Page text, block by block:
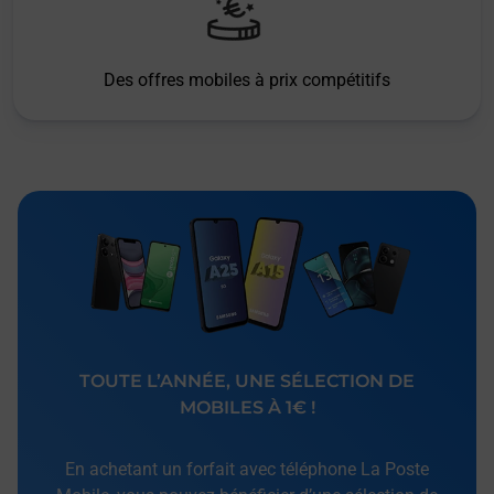
Des offres mobiles à prix compétitifs
TOUTE L’ANNÉE, UNE SÉLECTION DE
MOBILES À 1€ !
En achetant un forfait avec téléphone La Poste